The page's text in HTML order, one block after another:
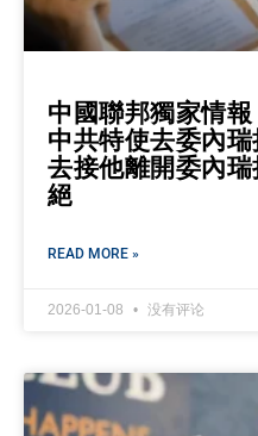
中國聯邦獨家情
中共特使去委內
去接他離開委內
絕
READ MORE »
2026-01-08 没有评论